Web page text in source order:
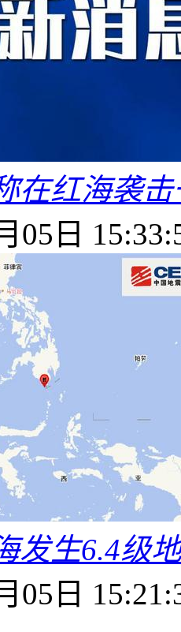
在红海袭
05日
发生6.4级
05日